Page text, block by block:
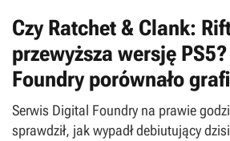
Czy Ratchet & Clank:
przewyższa wersję
Foundry porównało
Serwis Digital Foundry na prawie
sprawdził, jak wypadł debiutujący